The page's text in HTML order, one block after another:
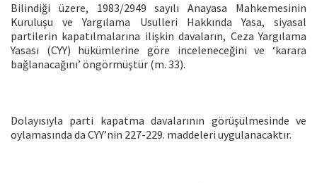
Bilindiği üzere, 1983/2949 sayılı Anayasa Mahkemesinin
Kuruluşu ve Yargılama Usulleri Hakkında Yasa, siyasal
partilerin kapatılmalarına ilişkin davaların, Ceza Yargılama
Yasası (CYY) hükümlerine göre inceleneceğini ve ‘karara
bağlanacağını’ öngörmüştür (m. 33).
Dolayısıyla parti kapatma davalarının görüşülmesinde ve
oylamasında da CYY’nin 227-229. maddeleri uygulanacaktır.